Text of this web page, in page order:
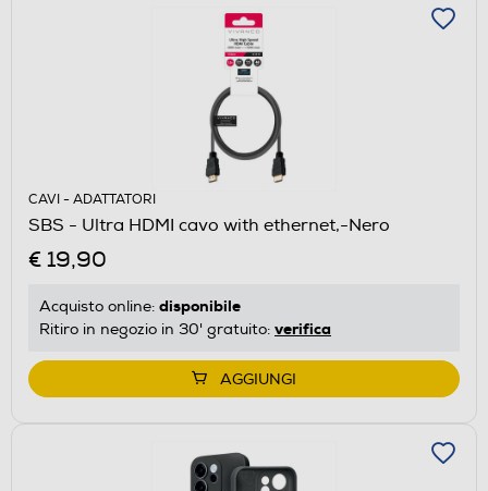
CAVI - ADATTATORI
SBS - Ultra HDMI cavo with ethernet,-Nero
€ 19,90
Acquisto online: disponibile
Ritiro in negozio in 30' gratuito: verifica
AGGIUNGI